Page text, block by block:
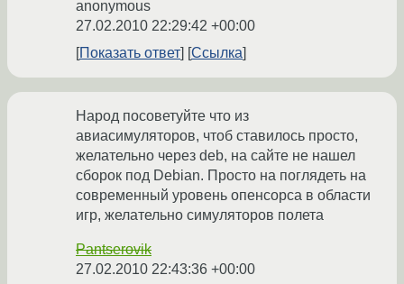
anonymous
27.02.2010 22:29:42 +00:00
Показать ответ
Ссылка
Народ посоветуйте что из
авиасимуляторов, чтоб ставилось просто,
желательно через deb, на сайте не нашел
сборок под Debian. Просто на поглядеть на
современный уровень опенсорса в области
игр, желательно симуляторов полета
Pantserovik
27.02.2010 22:43:36 +00:00